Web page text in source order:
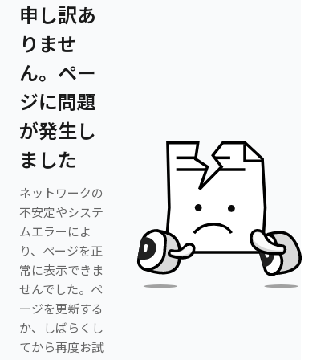
申し訳あ
りませ
ん。ペー
ジに問題
が発生し
ました
ネットワークの
不安定やシステ
ムエラーによ
り、ページを正
常に表示できま
せんでした。ペ
ージを更新する
か、しばらくし
てから再度お試